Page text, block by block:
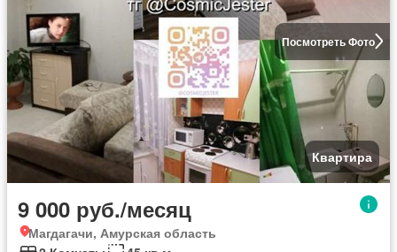
Посмотреть Фото
Квартира
9 000 руб./месяц
Магдагачи, Амурская область